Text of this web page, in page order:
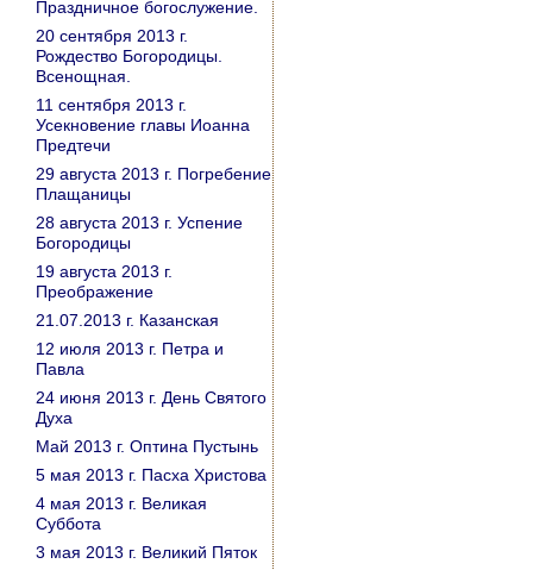
Праздничное богослужение.
20 сентября 2013 г.
Рождество Богородицы.
Всенощная.
11 сентября 2013 г.
Усекновение главы Иоанна
Предтечи
29 августа 2013 г. Погребение
Плащаницы
28 августа 2013 г. Успение
Богородицы
19 августа 2013 г.
Преображение
21.07.2013 г. Казанская
12 июля 2013 г. Петра и
Павла
24 июня 2013 г. День Святого
Духа
Май 2013 г. Оптина Пустынь
5 мая 2013 г. Пасха Христова
4 мая 2013 г. Великая
Суббота
3 мая 2013 г. Великий Пяток